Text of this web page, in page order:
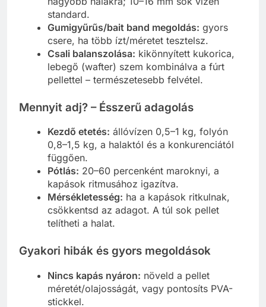
standard.
Gumigyűrűs/bait band megoldás: gyors
csere, ha több ízt/méretet tesztelsz.
Csali balanszolása: kikönnyített kukorica,
lebegő (wafter) szem kombinálva a fúrt
pellettel – természetesebb felvétel.
Mennyit adj? – Ésszerű adagolás
Kezdő etetés: állóvízen 0,5–1 kg, folyón
0,8–1,5 kg, a halaktól és a konkurenciától
függően.
Pótlás: 20–60 percenként maroknyi, a
kapások ritmusához igazítva.
Mérsékletesség: ha a kapások ritkulnak,
csökkentsd az adagot. A túl sok pellet
telítheti a halat.
Gyakori hibák és gyors megoldások
Nincs kapás nyáron: növeld a pellet
méretét/olajosságát, vagy pontosíts PVA-
stickkel.